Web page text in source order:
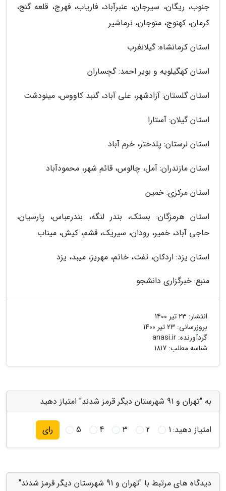
جنوب، ریگان، سیرجان، عنبرآباد، فاریاب، فهرج، قلعه گنج،
کرمان، کهنوج، منوجان، نرماشیر
استان کرمانشاه: گیلانغرب
استان کهگیلویه و بویر احمد: گچساران
استان گلستان: آزادشهر، علی آباد، گنبد کاووس، مینودشت
استان گیلان: آستارا
استان لرستان: پلدختر، خرم آباد
استان مازندران: آمل، چالوس، قائم شهر، محمودآباد
استان مرکزی: خمین
استان هرمزگان: بستک، بندر لنگه، بندرعباس، پارسیان،
حاجی آباد، خمیر، رودان، سیریک، قشم، کیش، میناب
استان یزد: اردکان، تفت، خاتم، مهریز، میبد، یزد
منبع: خبرگزاری دانشجو
انتشار: 23 تیر 1400
بروزرسانی: 23 تیر 1400
گردآورنده: anasi.ir
شناسه مطلب: 1817
به "تهران و 91 شهرستان دیگر قرمز شدند" امتیاز دهید
امتیاز دهید:1
2
3
4
5 رای
دیدگاه های مرتبط با "تهران و 91 شهرستان دیگر قرمز شدند"